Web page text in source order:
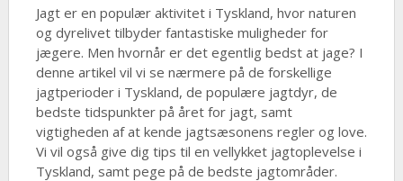
Jagt er en populær aktivitet i Tyskland, hvor naturen
og dyrelivet tilbyder fantastiske muligheder for
jægere. Men hvornår er det egentlig bedst at jage? I
denne artikel vil vi se nærmere på de forskellige
jagtperioder i Tyskland, de populære jagtdyr, de
bedste tidspunkter på året for jagt, samt
vigtigheden af at kende jagtsæsonens regler og love.
Vi vil også give dig tips til en vellykket jagtoplevelse i
Tyskland, samt pege på de bedste jagtområder.